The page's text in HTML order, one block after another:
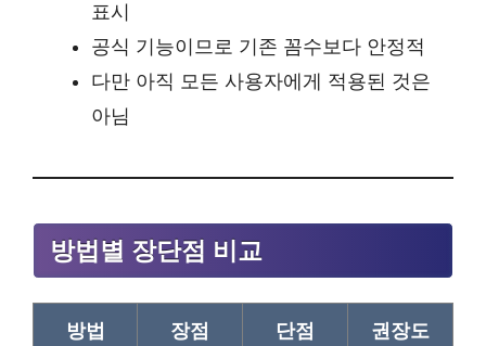
표시
공식 기능이므로 기존 꼼수보다 안정적
다만 아직 모든 사용자에게 적용된 것은
아님
방법별 장단점 비교
방법 장점 단점 권장도